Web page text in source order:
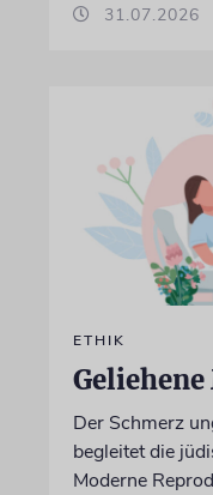
31.07.2026
ETHIK
Der Schmerz
begleitet die
Moderne